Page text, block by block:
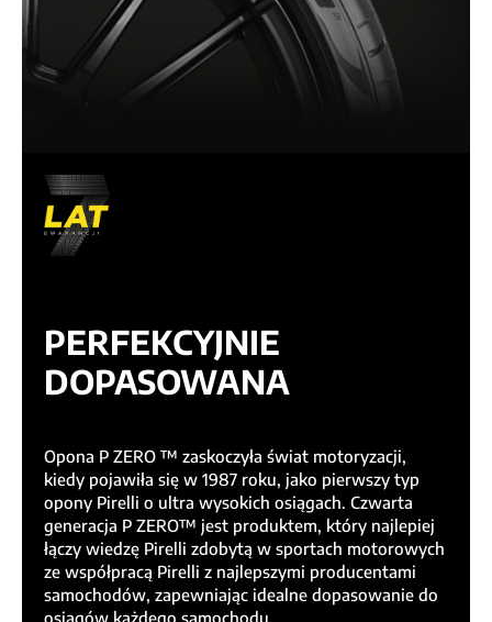
PERFEKCYJNIE
DOPASOWANA
Opona P ZERO ™ zaskoczyła świat motoryzacji,
kiedy pojawiła się w 1987 roku, jako pierwszy typ
opony Pirelli o ultra wysokich osiągach. Czwarta
generacja P ZERO™ jest produktem, który najlepiej
łączy wiedzę Pirelli zdobytą w sportach motorowych
ze współpracą Pirelli z najlepszymi producentami
samochodów, zapewniając idealne dopasowanie do
osiągów każdego samochodu.